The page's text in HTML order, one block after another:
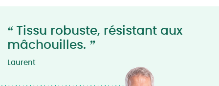
“ Tissu robuste, résistant aux
mâchouilles. ”
Laurent